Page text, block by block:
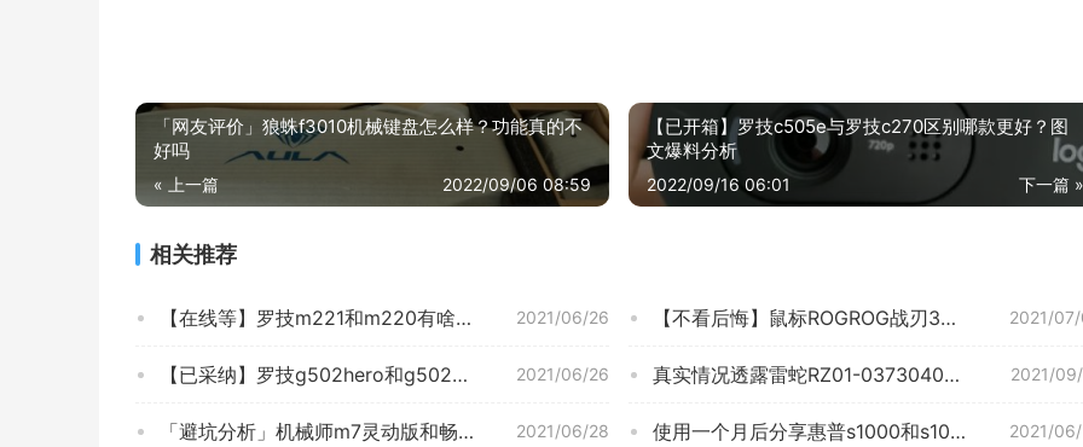
「网友评价」狼蛛f3010机械键盘怎么样？功能真的不
好吗
« 上一篇 2022/09/06 08:59
【已开箱】罗技c505e与罗技c270区别哪款更好？图
文爆料分析
下一篇 »
2022/09/16 06:01
相关推荐
2021/06/26
【在线等】罗技m221和m220有啥区别？哪个更合适 2021/
【不看后悔】鼠标ROGROG战刃3有线版功能评测结果，看看买家怎么样评价的
2021/06/26
【已采纳】罗技g502hero和g502se熊猫的区别？评测哪一款功能更强大 2021/
真实情况透露雷蛇RZ01-03730400-R3C1鼠标怎么样评测质量值得买吗？
2021/06/28
「避坑分析」机械师m7灵动版和畅玩版区别？评测值得入手吗 2021/
使用一个月后分享惠普s1000和s1000plus区别哪款更好？只选对的不选贵的